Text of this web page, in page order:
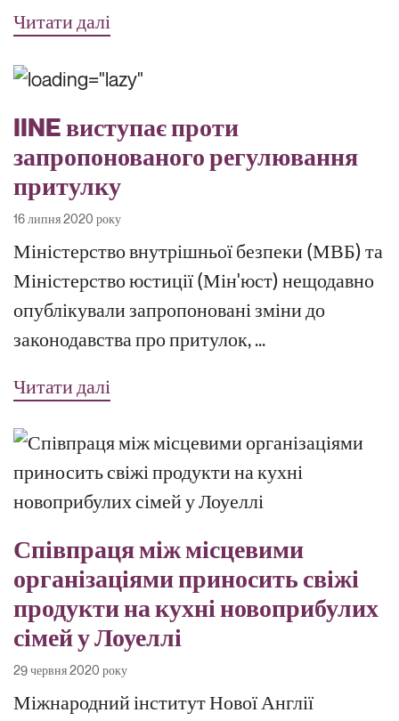
Читати далі
IINE виступає проти
запропонованого регулювання
притулку
16 липня 2020 року
Міністерство внутрішньої безпеки (МВБ) та
Міністерство юстиції (Мін'юст) нещодавно
опублікували запропоновані зміни до
законодавства про притулок, ...
Читати далі
Співпраця між місцевими
організаціями приносить свіжі
продукти на кухні новоприбулих
сімей у Лоуеллі
29 червня 2020 року
Міжнародний інститут Нової Англії